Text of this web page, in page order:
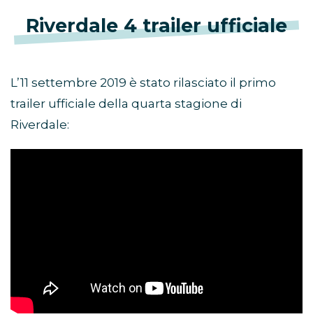
Riverdale 4 trailer ufficiale
L’11 settembre 2019 è stato rilasciato il primo
trailer ufficiale della quarta stagione di
Riverdale: